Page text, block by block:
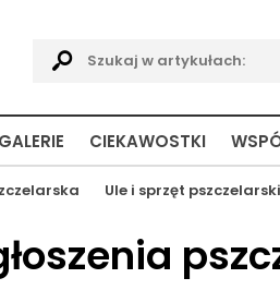
Ule i sprzęt pszczelarski
GALERIE CIEKAWOSTKI